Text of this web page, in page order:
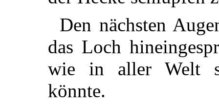
Den nächsten
das Loch
wie in aller Welt
könnte.